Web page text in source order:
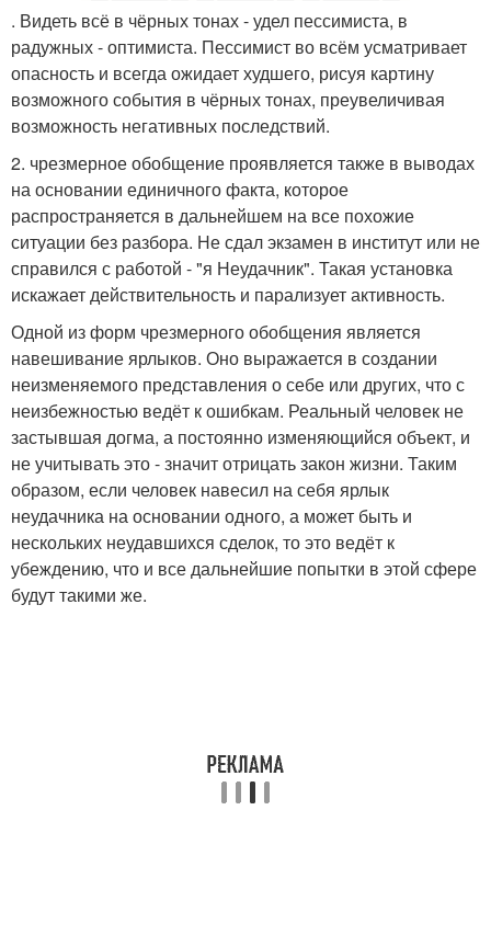
. Видеть всё в чёрных тонах - удел пессимиста, в
радужных - оптимиста. Пессимист во всём усматривает
опасность и всегда ожидает худшего, рисуя картину
возможного события в чёрных тонах, преувеличивая
возможность негативных последствий.
2. чрезмерное обобщение проявляется также в выводах
на основании единичного факта, которое
распространяется в дальнейшем на все похожие
ситуации без разбора. Не сдал экзамен в институт или не
справился с работой - "я Неудачник". Такая установка
искажает действительность и парализует активность.
Одной из форм чрезмерного обобщения является
навешивание ярлыков. Оно выражается в создании
неизменяемого представления о себе или других, что с
неизбежностью ведёт к ошибкам. Реальный человек не
застывшая догма, а постоянно изменяющийся объект, и
не учитывать это - значит отрицать закон жизни. Таким
образом, если человек навесил на себя ярлык
неудачника на основании одного, а может быть и
нескольких неудавшихся сделок, то это ведёт к
убеждению, что и все дальнейшие попытки в этой сфере
будут такими же.